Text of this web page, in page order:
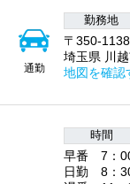
通勤
勤務地
〒350-1138
埼玉県 川
地図を確認
時間
早番 7：00
日勤 8：